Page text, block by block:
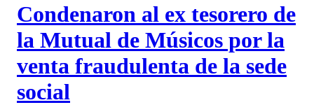
Condenaron al ex tesorero de
la Mutual de Músicos por la
venta fraudulenta de la sede
social